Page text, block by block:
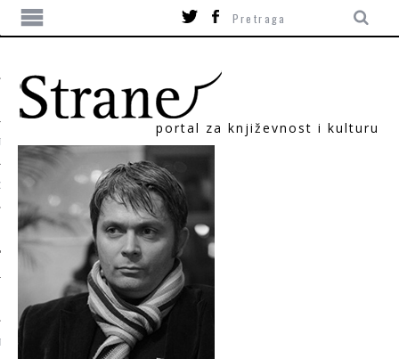
portal za književnost i kulturu